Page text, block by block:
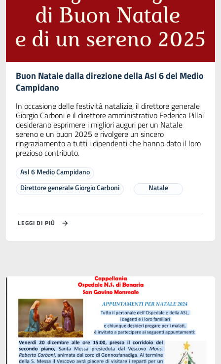
Buon Natale dalla direzione della Asl 6 del Medio
Campidano
In occasione delle festività natalizie, il direttore generale
Giorgio Carboni e il direttore amministrativo Federica Pillai
desiderano esprimere i migliori auguri per un Natale
sereno e un buon 2025 e rivolgere un sincero
ringraziamento a tutti i dipendenti che hanno dato il loro
prezioso contributo.
Asl 6 Medio Campidano
Direttore generale Giorgio Carboni
Natale
LEGGI DI PIÙ